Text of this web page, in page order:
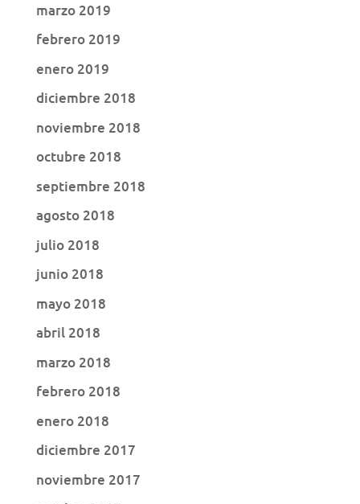
marzo 2019
febrero 2019
enero 2019
diciembre 2018
noviembre 2018
octubre 2018
septiembre 2018
agosto 2018
julio 2018
junio 2018
mayo 2018
abril 2018
marzo 2018
febrero 2018
enero 2018
diciembre 2017
noviembre 2017